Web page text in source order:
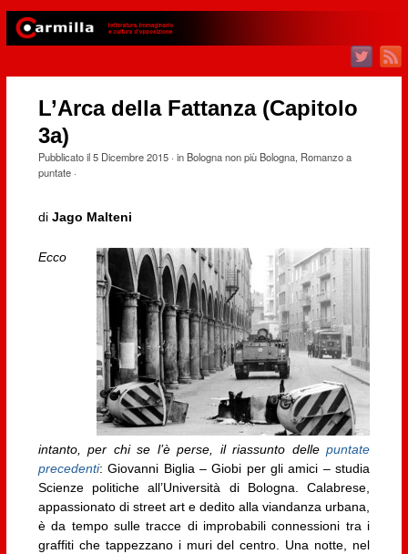
L’Arca della Fattanza (Capitolo
3a)
Pubblicato il5 Dicembre 2015· in Bologna non più Bologna, Romanzo a
puntate·
di Jago Malteni
Ecco
intanto, per chi se l’è perse, il riassunto dellepuntate
precedenti: Giovanni Biglia – Giobi per gli amici – studia
Scienze politiche all’Università di Bologna. Calabrese,
appassionato di street art e dedito alla viandanza urbana,
è da tempo sulle tracce di improbabili connessioni tra i
graffiti che tappezzano i muri del centro. Una notte, nel